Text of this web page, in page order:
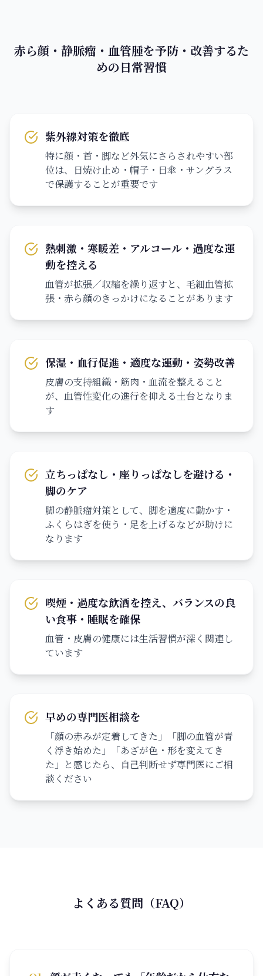
赤ら顔・静脈瘤・血管腫を予防・改善するた
めの日常習慣
紫外線対策を徹底
特に顔・首・脚など外気にさらされやすい部
位は、日焼け止め・帽子・日傘・サングラス
で保護することが重要です
熱刺激・寒暖差・アルコール・過度な運
動を控える
血管が拡張／収縮を繰り返すと、毛細血管拡
張・赤ら顔のきっかけになることがあります
保湿・血行促進・適度な運動・姿勢改善
皮膚の支持組織・筋肉・血流を整えること
が、血管性変化の進行を抑える土台となりま
す
立ちっぱなし・座りっぱなしを避ける・
脚のケア
脚の静脈瘤対策として、脚を適度に動かす・
ふくらはぎを使う・足を上げるなどが助けに
なります
喫煙・過度な飲酒を控え、バランスの良
い食事・睡眠を確保
血管・皮膚の健康には生活習慣が深く関連し
ています
早めの専門医相談を
「顔の赤みが定着してきた」「脚の血管が青
く浮き始めた」「あざが色・形を変えてき
た」と感じたら、自己判断せず専門医にご相
談ください
よくある質問（FAQ）